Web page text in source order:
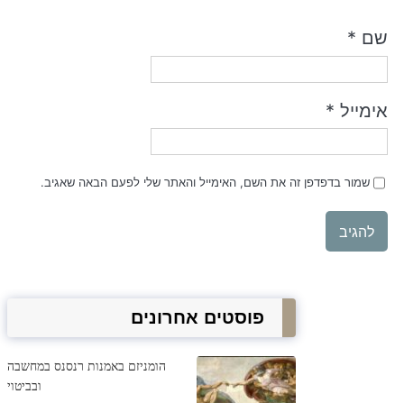
שם *
אימייל *
שמור בדפדפן זה את השם, האימייל והאתר שלי לפעם הבאה שאגיב.
פוסטים אחרונים
הומניזם באמנות רנסנס במחשבה
ובביטוי